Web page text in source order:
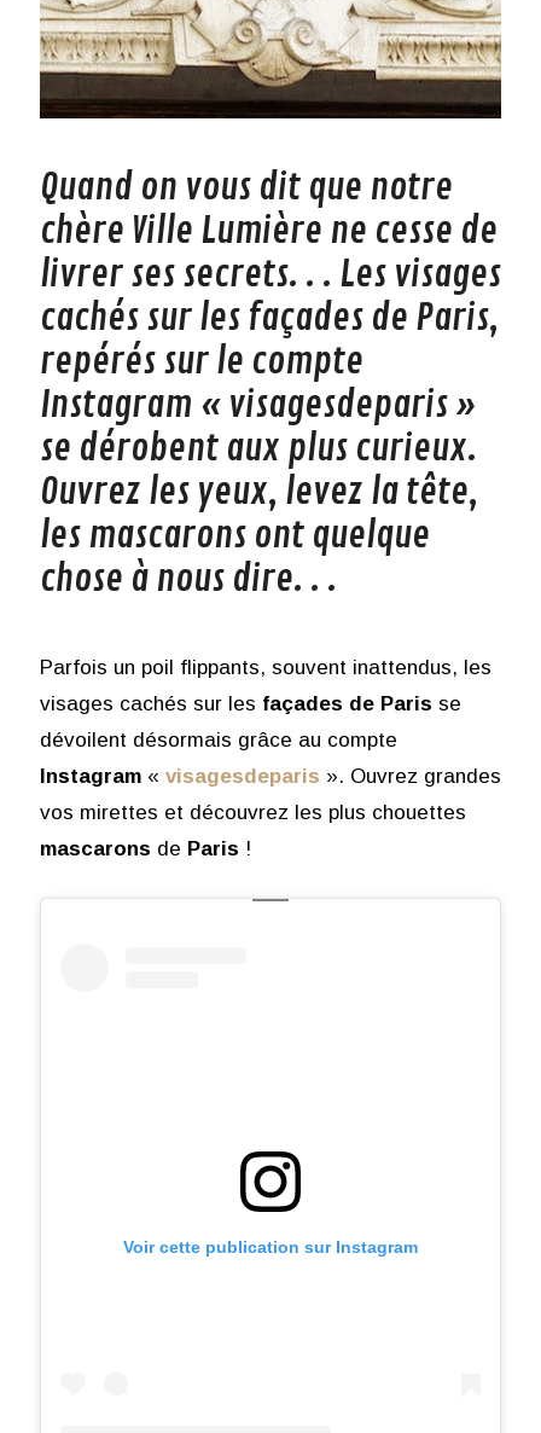
Quand on vous dit que notre
chère Ville Lumière ne cesse de
livrer ses secrets. . . Les visages
cachés sur les façades de Paris,
repérés sur le compte
Instagram « visagesdeparis »
se dérobent aux plus curieux.
Ouvrez les yeux, levez la tête,
les mascarons ont quelque
chose à nous dire. . .
Parfois un poil flippants, souvent inattendus, les
visages cachés sur les façades de Paris se
dévoilent désormais grâce au compte
Instagram« visagesdeparis ». Ouvrez grandes
vos mirettes et découvrez les plus chouettes
mascarons de Paris !
Voir cette publication sur Instagram